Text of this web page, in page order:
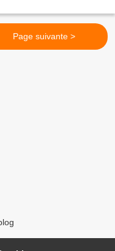
Page suivante >